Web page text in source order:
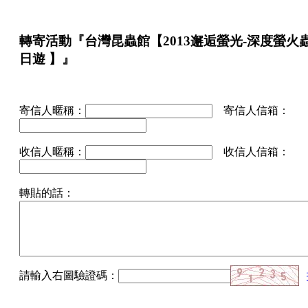
轉寄活動『台灣昆蟲館【2013邂逅螢光-深度螢火
日遊 】』
寄信人暱稱： 寄信人信箱：
收信人暱稱： 收信人信箱：
轉貼的話：
請輸入右圖驗證碼：